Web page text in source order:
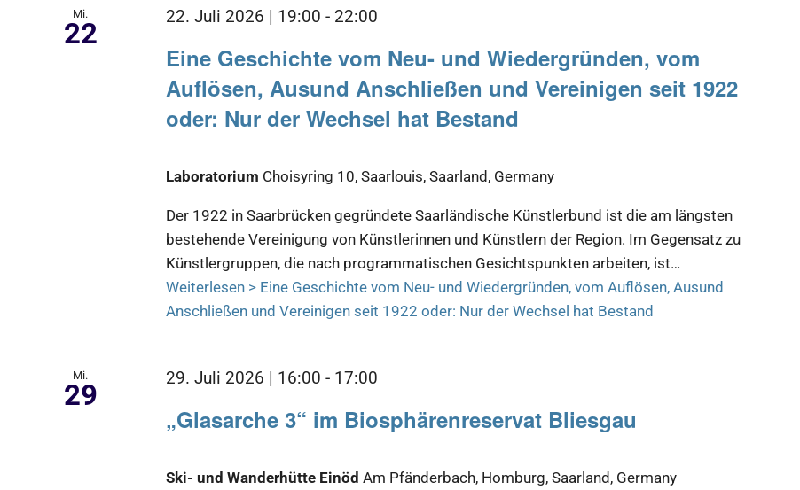
Mi.
22
Eine Geschichte vom Neu- und Wiedergründen, vom
Auflösen, Ausund Anschließen und Vereinigen seit 1922
oder: Nur der Wechsel hat Bestand
22. Juli 2026 | 19:00 - 22:00
Laboratorium Choisyring 10, Saarlouis, Saarland, Germany
Der 1922 in Saarbrücken gegründete Saarländische Künstlerbund ist die am längsten
bestehende Vereinigung von Künstlerinnen und Künstlern der Region. Im Gegensatz zu
Künstlergruppen, die nach programmatischen Gesichtspunkten arbeiten, ist…
Weiterlesen > Eine Geschichte vom Neu- und Wiedergründen, vom Auflösen, Ausund
Anschließen und Vereinigen seit 1922 oder: Nur der Wechsel hat Bestand
Mi.
29
„Glasarche 3“ im Biosphärenreservat Bliesgau
29. Juli 2026 | 16:00 - 17:00
Ski- und Wanderhütte EinödAm Pfänderbach, Homburg, Saarland, Germany